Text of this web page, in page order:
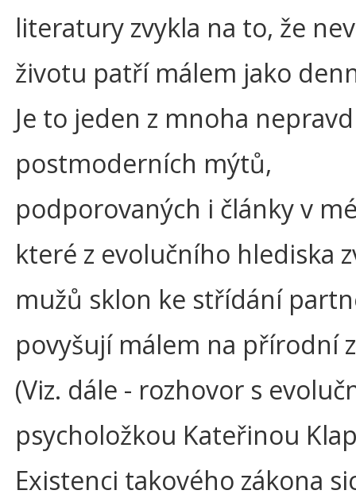
literatury zvykla na to, že
životu patří málem jako
Je to jeden z mnoha
postmoderních mýtů,
podporovaných i články v
které z evolučního hlediska
mužů sklon ke střídání
povyšují málem na přírodní
(Viz. dále - rozhovor s
psycholožkou Kateřinou
Existenci takového zákona